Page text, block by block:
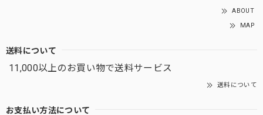
ABOUT
MAP
送料について
11,000以上のお買い物で送料サービス
送料について
お支払い方法について